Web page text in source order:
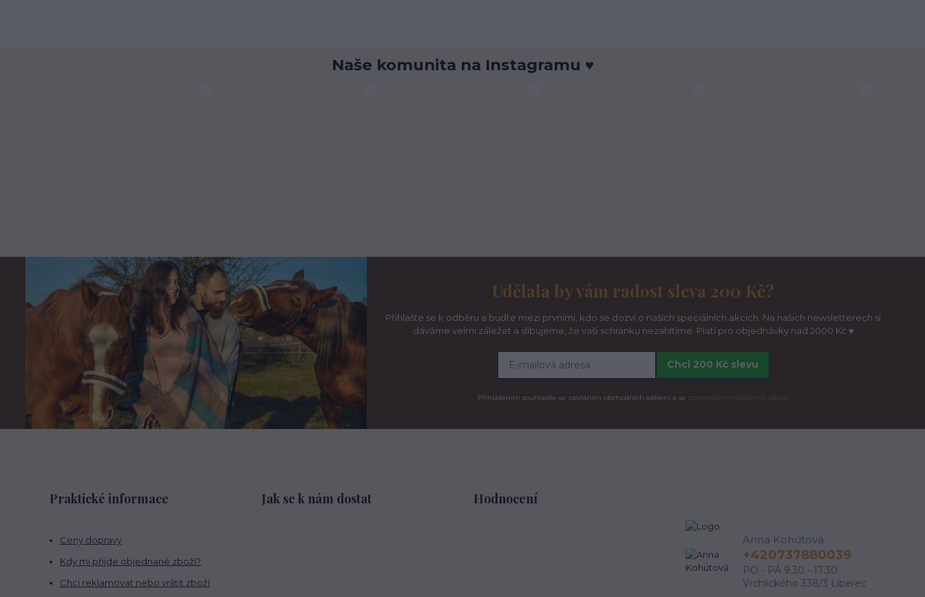
Naše komunita na Instagramu ♥
Udělala by vám radost sleva 200 Kč?
Přihlašte se k odběru a buďte mezi prvními, kdo se dozví o našich speciálních akcích. Na našich newsletterech si
dáváme velmi záležet a slibujeme, že vaši schránku nezahltíme. Platí pro objednávky nad 2000 Kč ♥
Chci 200 Kč slevu
Přihlášením souhlasíte se zasíláním obchodních sdělení a se zpracováním osobních údajů.
Praktické informace
Ceny dopravy
Kdy mi přijde objednané zboží?
Chci reklamovat nebo vrátit zboží
Jak se k nám dostat Hodnocení
Anna Kohútová
+420737880039
PO - PÁ 9.30 - 17.30
Vrchlického 338/3 Liberec